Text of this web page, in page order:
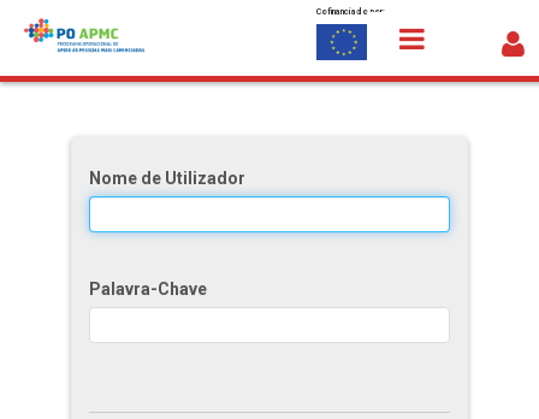
Saltar para o conteúdo
Cofinanciado por:
Nome de Utilizador
Palavra-Chave